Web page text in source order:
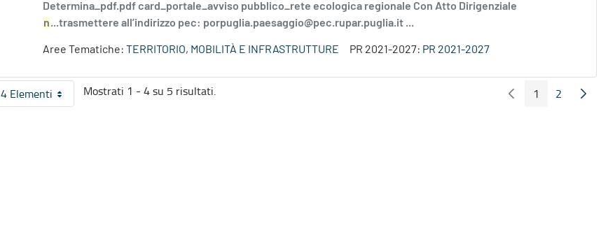
Determina_pdf.pdf card_portale_avviso pubblico_rete ecologica regionale Con Atto Dirigenziale
n...trasmettere all’indirizzo pec: porpuglia.paesaggio@pec.rupar.puglia.it ...
Aree Tematiche: TERRITORIO, MOBILITÀ E INFRASTRUTTURE PR 2021-2027: PR 2021-2027
4 ElementiPer pagina
Mostrati 1 - 4 su 5 risultati. Pagina Precedente
Pagina
1 Pagina
2